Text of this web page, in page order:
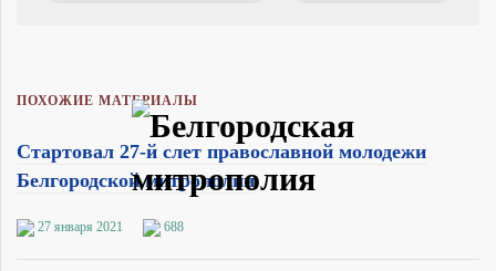
ПОХОЖИЕ МАТЕРИАЛЫ
Стартовал 27-й слет православной молодежи
Белгородской митрополии
27 января 2021 688